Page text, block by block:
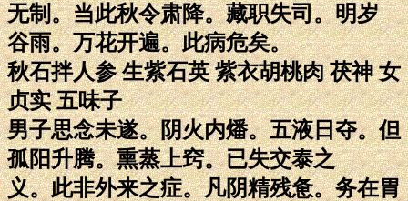
无制。当此秋令肃降。藏职失司。明岁
谷雨。万花开遍。此病危矣。
秋石拌人参 生紫石英 紫衣胡桃肉 茯神 女
贞实 五味子
男子思念未遂。阴火内燔。五液日夺。但
孤阳升腾。熏蒸上窍。已失交泰之
义。此非外来之症。凡阴精残惫。务在胃